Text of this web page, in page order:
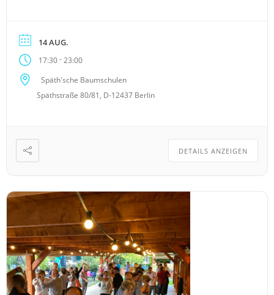
Tanzfläche. Das macht es zu einem wunderschönen
Ambiente, auch zum Sitzen in den Tanzpausen. Die
anliegende Bar […]
14 AUG.
17:30-23:00
Späth'sche Baumschulen
Späthstraße 80/81, D-12437 Berlin
DETAILS ANZEIGEN